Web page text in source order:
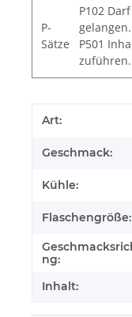
P-
Sätze
P102
gelangen.
P501
zuführen.
Art:
Geschmack:
Kühle:
Flaschengröße:
ng:
Inhalt: